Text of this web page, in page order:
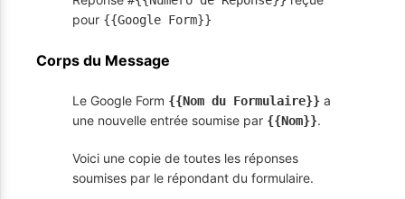
pour {{Google Form}}
Corps du Message
Le Google Form {{Nom du Formulaire}} a
une nouvelle entrée soumise par {{Nom}}.
Voici une copie de toutes les réponses
soumises par le répondant du formulaire.